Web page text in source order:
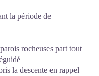
la période de
rocheuses part tout
la descente en rappel